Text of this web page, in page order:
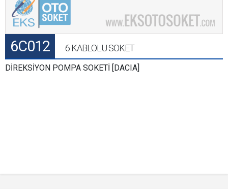
6C012 6 KABLOLU SOKET
DİREKSİYON POMPA SOKETİ [DACIA]